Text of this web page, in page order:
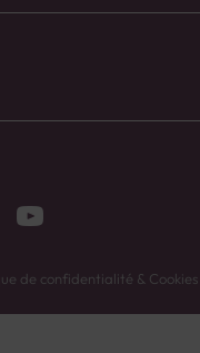
de confidentialité & Cookies